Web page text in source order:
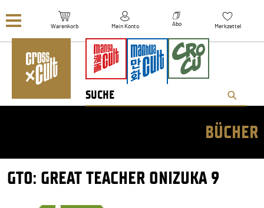
Warenkorb Mein Konto Abo Merkzettel
BÜCHER
GTO: GREAT TEACHER ONIZUKA 9